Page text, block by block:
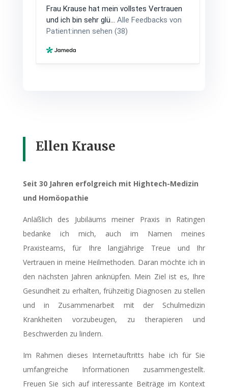
Ellen Krause
Seit 30 Jahren erfolgreich mit Hightech-Medizin
und Homöopathie
Anläßlich des Jubiläums meiner Praxis in Ratingen
bedanke ich mich, auch im Namen meines
Praxisteams, für Ihre langjährige Treue und Ihr
Vertrauen in meine Heilmethoden. Daran möchte ich in
den nächsten Jahren anknüpfen. Mein Ziel ist es, Ihre
Gesundheit zu erhalten, frühzeitig Diagnosen zu stellen
und in Zusammenarbeit mit der Schulmedizin
Krankheiten vorzubeugen, zu therapieren und
Beschwerden zu lindern.
Im Rahmen dieses Internetauftritts habe ich für Sie
umfangreiche Informationen zusammengestellt.
Freuen Sie sich auf interessante Beiträge im Kontext